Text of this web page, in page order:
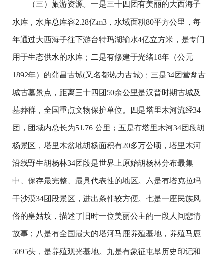
（三）旅游资源。一是三十四团有美丽的大西海子
水库，水库总库容2.28亿m3，水域面积80平方公里，每
年通过大西海子往下游台特玛湖输水4亿立方米，是专门
用于生态供水的水库；二是有修建于光绪18年（公元
1892年）的蒲昌古城(又名都热力古城)；三是34团营盘古
城古墓景点，距离三十四团50余公里是汉晋时期古城及
墓葬群，全国重点文物保护单位。四是塔里木河流经34
团，团域内总长为51.76 公里；五是有塔里木河34团段胡
杨景区，塔里木盆地胡杨面积有20多万公顷，塔里木河
沿线野生胡杨林34团段是世界上原始胡杨林分布最集
中、保存最完整、最具代表性的地区。六是有塔克拉玛
干沙漠34团段景区，进出条件较方便。七是一座民族风
俗的皇姑坟，描述了旧时一位美丽公主的一段人间悲情
故事；八是有全国最大的塔河马鹿养殖基地，养殖马鹿
5095头，是养殖观光基地。九是有象征屯垦历史印记和